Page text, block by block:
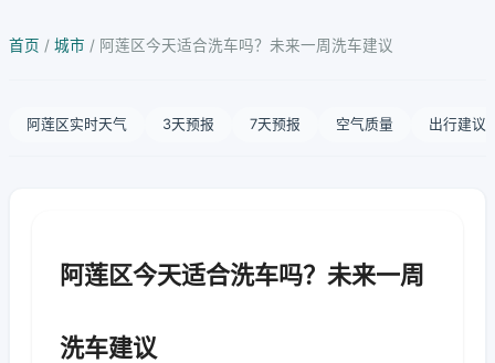
首页 / 城市 / 阿莲区今天适合洗车吗？未来一周洗车建议
阿莲区实时天气 3天预报 7天预报 空气质量 出行建议
阿莲区今天适合洗车吗？未来一周
洗车建议